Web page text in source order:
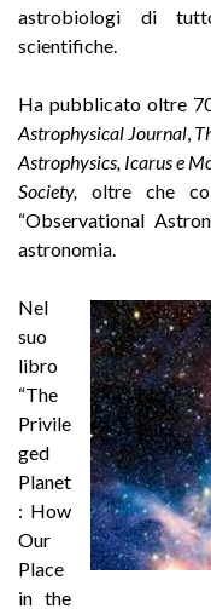
astrobiologi di
scientifiche.
Ha pubblicato oltre
Astrophysical Journal
Astrophysics, Icarus e
Society,
oltre che
“Observational
astronomia.
Nel
suo
libro
“The
Privile
ged
Planet
: How
Our
Place
in the